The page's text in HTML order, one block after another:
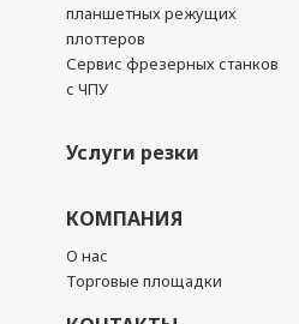
планшетных режущих
плоттеров
Сервис фрезерных станков
с ЧПУ
Услуги резки
КОМПАНИЯ
О нас
Торговые площадки